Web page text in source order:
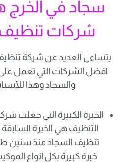
سجاد في
شركات تنظيف
يتساءل العديد عن شركة
افضل الشركات التي تعمل
والسجاد وهذا
الخبرة الكبيرة التي جعلت
التنظيف هي الخبرة
تنظيف السجاد منذ سنين
خبرة كبيرة بكل انواع